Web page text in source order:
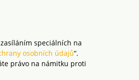
speciálních na
osobních údajů“.
právo na námitku proti